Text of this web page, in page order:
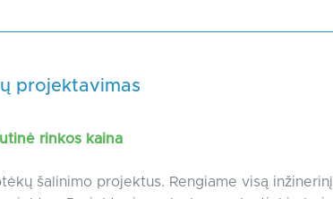
projektavimas
rinkos kaina
šalinimo projektus. Rengiame visą inžinerinį